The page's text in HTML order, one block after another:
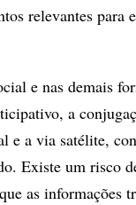
relevantes para
e nas demais
a
e a via satélite,
Existe um risco
as informações